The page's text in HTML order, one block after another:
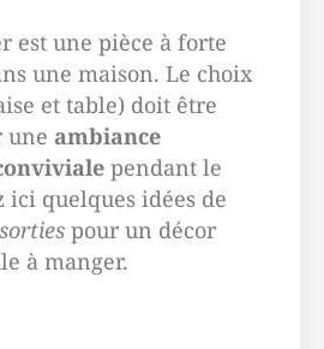
est une pièce à forte
une maison. Le choix
et table) doit être
une ambiance
pendant le
ici quelques idées de
pour un décor
à manger.